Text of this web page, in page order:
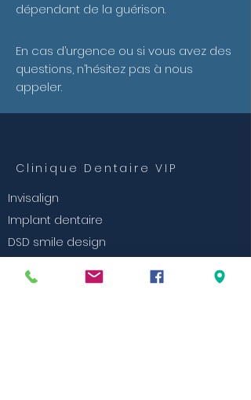
dépendant de la guérison.
En cas d’urgence ou si vous avez des
questions, n’hésitez pas à nous
appeler.
Clinique Dentaire VIP
1-392 Grand Boulevard
Invisalign
Implant dentaire
DSD smile design